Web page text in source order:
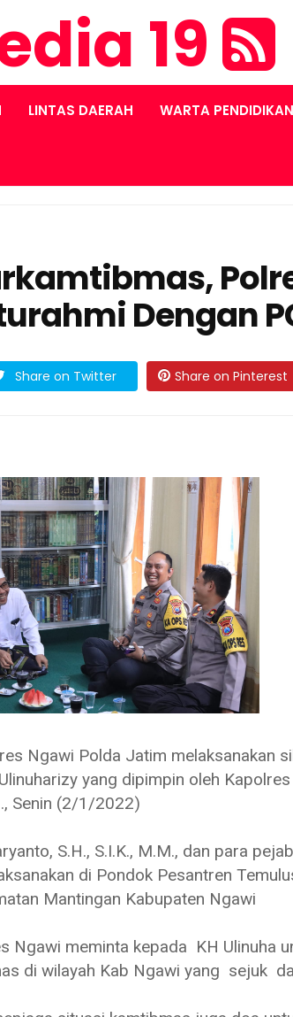
19
LINTAS DAERAH WARTA PENDIDIKAN
Dengan
Share on Twitter Share on Pinterest
Ngawi Polda Jatim melaksanakan
yang dipimpin oleh
Senin (2/1/2022)
S.H., S.I.K., M.M., dan para
di Pondok Pesantren
Mantingan Kabupaten Ngawi
Ngawi meminta kepada KH Ulinuha
di wilayah Kab Ngawi yang sejuk